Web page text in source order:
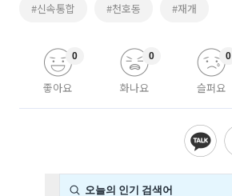
#신속통합 #천호동 #재개
좋아요
0
화나요
0
슬퍼요
0